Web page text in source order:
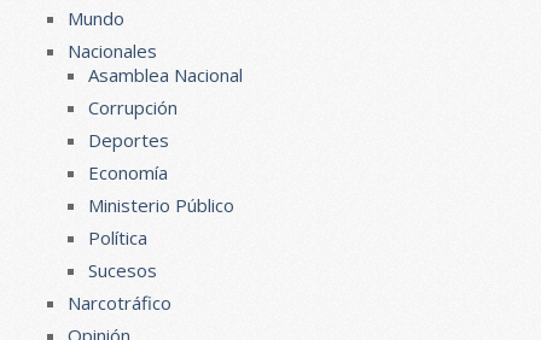
Mundo
Nacionales
Asamblea Nacional
Corrupción
Deportes
Economía
Ministerio Público
Política
Sucesos
Narcotráfico